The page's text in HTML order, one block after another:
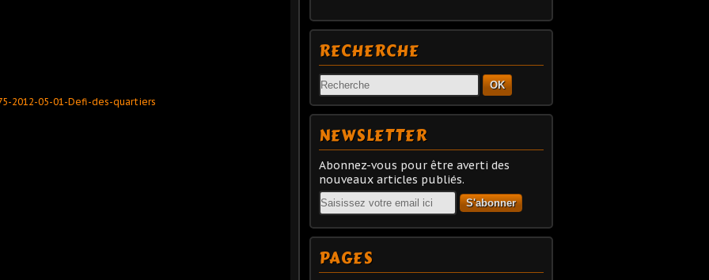
RECHERCHE
OK
NEWSLETTER
Abonnez-vous pour être averti des
nouveaux articles publiés.
Email
PAGES